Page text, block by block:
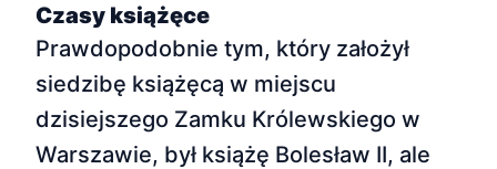
Czasy książęce
Prawdopodobnie tym, który założył
siedzibę książęcą w miejscu
dzisiejszego Zamku Królewskiego w
Warszawie, był książę Bolesław II, ale